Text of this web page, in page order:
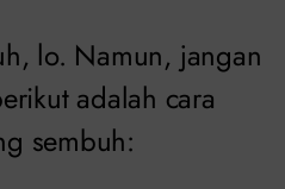
lo. Namun, jangan
adalah cara
sembuh: